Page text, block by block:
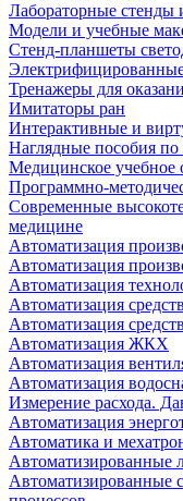
Лабораторные стенды
Модели и учебные
Стенд-планшеты
Тренажеры для
Имитаторы ран
Интерактивные и
Наглядные пособия
Медицинское учебное
Программно-
Современные
медицине
Автоматизация
Автоматизация
Автоматизация
Автоматизация
Автоматизация
Автоматизация ЖКХ
Автоматизация
Автоматизация
Измерение расхода.
Автоматизация
Автоматика и
Автоматизированные
Автоматизированные